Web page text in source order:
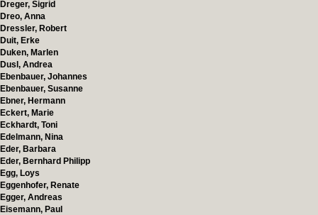
Dreger, Sigrid
Dreo, Anna
Dressler, Robert
Duit, Erke
Duken, Marlen
Dusl, Andrea
Ebenbauer, Johannes
Ebenbauer, Susanne
Ebner, Hermann
Eckert, Marie
Eckhardt, Toni
Edelmann, Nina
Eder, Barbara
Eder, Bernhard Philipp
Egg, Loys
Eggenhofer, Renate
Egger, Andreas
Eisemann, Paul